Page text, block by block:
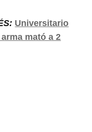
Universitario
mató a 2